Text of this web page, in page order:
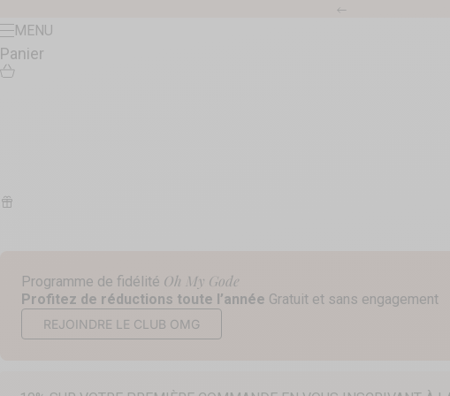
Précédent
Menu
MENU
Panier
Programme de fidélité Oh My Gode
Profitez de réductions toute l’année Gratuit et sans engagement
REJOINDRE LE CLUB OMG